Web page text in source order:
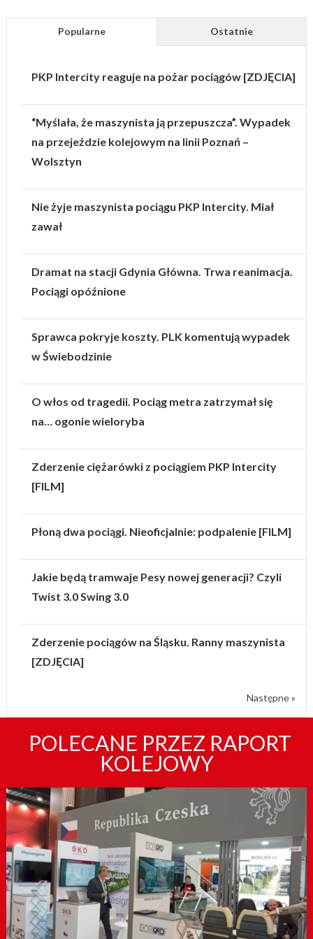
Popularne Ostatnie
PKP Intercity reaguje na pożar pociągów [ZDJĘCIA]
“Myślała, że maszynista ją przepuszcza”. Wypadek
na przejeździe kolejowym na linii Poznań –
Wolsztyn
Nie żyje maszynista pociągu PKP Intercity. Miał
zawał
Dramat na stacji Gdynia Główna. Trwa reanimacja.
Pociągi opóźnione
Sprawca pokryje koszty. PLK komentują wypadek
w Świebodzinie
O włos od tragedii. Pociąg metra zatrzymał się
na… ogonie wieloryba
Zderzenie ciężarówki z pociągiem PKP Intercity
[FILM]
Płoną dwa pociągi. Nieoficjalnie: podpalenie [FILM]
Jakie będą tramwaje Pesy nowej generacji? Czyli
Twist 3.0 Swing 3.0
Zderzenie pociągów na Śląsku. Ranny maszynista
[ZDJĘCIA]
Następne »
POLECANE PRZEZ RAPORT
KOLEJOWY